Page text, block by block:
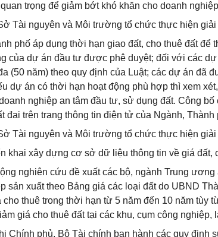
trọng để giảm bớt khó khăn cho doanh
Tài nguyên và Môi trường tổ chức thực hiện giải
phố áp dụng thời hạn giao đất, cho thuê đất
của dự án đầu tư được phê duyệt; đối với các
(50 năm) theo quy định của Luật; các dự án đã
dự án có thời hạn hoạt động phù hợp thì xem
nghiệp an tâm đầu tư, sử dụng đất. Công
đai trên trang thông tin điện tử của Ngành, Thành
Tài nguyên và Môi trường tổ chức thực hiện giải
khai xây dựng cơ sở dữ liệu thông tin về giá đất,
nghiên cứu đề xuất các bộ, ngành Trung
sản xuất theo Bảng giá các loại đất do UBND
thuê trong thời hạn từ 5 năm đến 10 năm tùy
giá cho thuê đất tại các khu, cụm công nghiệp,
Chính phủ, Bộ Tài chính ban hành các quy định